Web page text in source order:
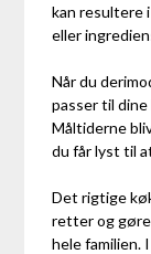
kan resultere
eller
Når du
passer til
Måltiderne
du får lyst til
Det rigtige
retter og
hele familien.